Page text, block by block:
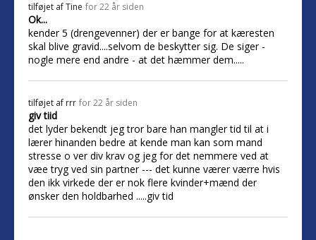
tilføjet afTine for 22 år siden
Ok...
kender 5 (drengevenner) der er bange for at kæresten
skal blive gravid....selvom de beskytter sig. De siger -
nogle mere end andre - at det hæmmer dem.....
tilføjet af rrr for 22 år siden
giv tiid
det lyder bekendt jeg tror bare han mangler tid til at i
lærer hinanden bedre at kende man kan som mand
stresse o ver div krav og jeg for det nemmere ved at
væe tryg ved sin partner --- det kunne værer værre hvis
den ikk virkede der er nok flere kvinder+mænd der
ønsker den holdbarhed .....giv tid